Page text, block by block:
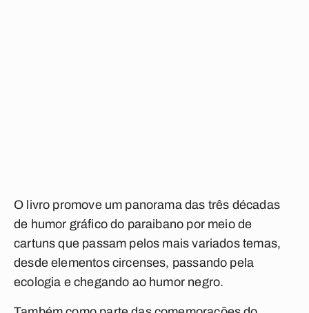
O livro promove um panorama das três décadas
de humor gráfico do paraibano por meio de
cartuns que passam pelos mais variados temas,
desde elementos circenses, passando pela
ecologia e chegando ao humor negro.